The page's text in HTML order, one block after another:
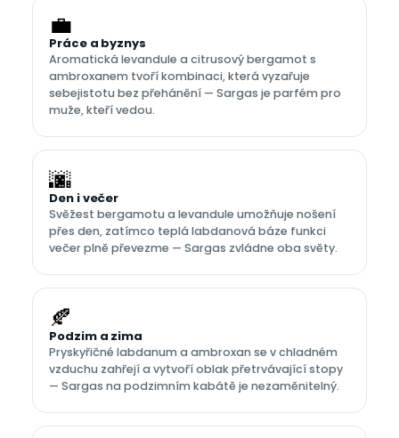
💼
Práce a byznys
Aromatická levandule a citrusový bergamot s
ambroxanem tvoří kombinaci, která vyzařuje
sebejistotu bez přehánění — Sargas je parfém pro
muže, kteří vedou.
🌆
Den i večer
Svěžest bergamotu a levandule umožňuje nošení
přes den, zatímco teplá labdanová báze funkci
večer plně převezme — Sargas zvládne oba světy.
🍂
Podzim a zima
Pryskyřičné labdanum a ambroxan se v chladném
vzduchu zahřejí a vytvoří oblak přetrvávající stopy
— Sargas na podzimním kabátě je nezaměnitelný.